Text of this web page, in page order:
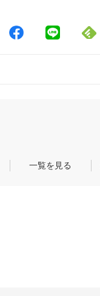
一覧を見る